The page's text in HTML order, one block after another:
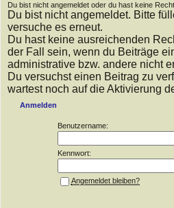
Du bist nicht angemeldet oder du hast keine
Du bist nicht angemeldet. Bitte
versuche es erneut.
Du hast keine ausreichenden
der Fall sein, wenn du Beiträge
administrative bzw. andere nicht
Du versuchst einen Beitrag zu
wartest noch auf die Aktivierung
Anmelden
Benutzername:
Kennwort:
Angemeldet bleiben?